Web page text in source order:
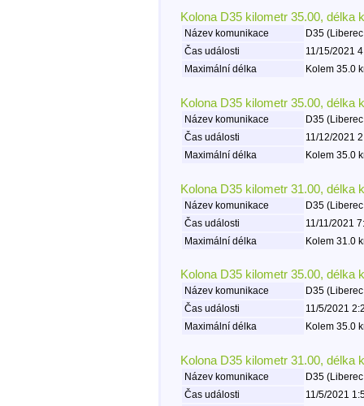
Kolona D35 kilometr 35.00, délka
Název komunikace
D35
Čas události
11/15/2021
Maximální délka
Kolem 35.0
Kolona D35 kilometr 35.00, délka
Název komunikace
D35
Čas události
11/12/2021
Maximální délka
Kolem 35.0
Kolona D35 kilometr 31.00, délka
Název komunikace
D35
Čas události
11/11/2021
Maximální délka
Kolem 31.0
Kolona D35 kilometr 35.00, délka
Název komunikace
D35
Čas události
11/5/2021
Maximální délka
Kolem 35.0
Kolona D35 kilometr 31.00, délka
Název komunikace
D35
Čas události
11/5/2021